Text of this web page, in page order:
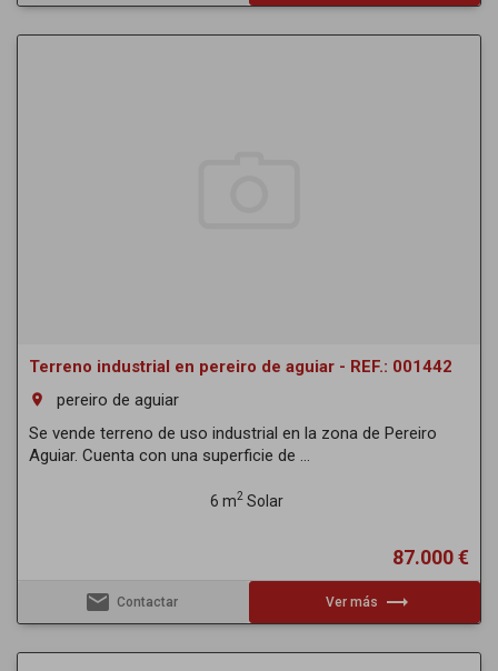
Terreno industrial en pereiro de aguiar - REF.: 001442
room
pereiro de aguiar
Se vende terreno de uso industrial en la zona de Pereiro
Aguiar. Cuenta con una superficie de ...
6 m2Solar
87.000 €
email Contactar Ver más trending_flat